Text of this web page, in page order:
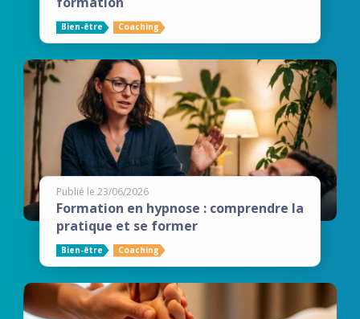
Bien-être Coaching
Publié le 23/06/2026
Formation en hypnose : comprendre la
pratique et se former
Bien-être Coaching